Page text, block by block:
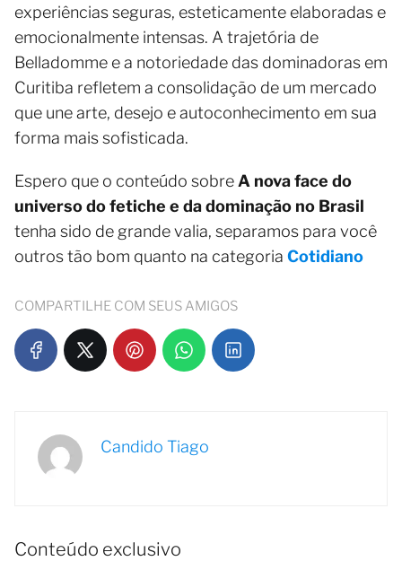
experiências seguras, esteticamente elaboradas e
emocionalmente intensas. A trajetória de
Belladomme e a notoriedade das dominadoras em
Curitiba refletem a consolidação de um mercado
que une arte, desejo e autoconhecimento em sua
forma mais sofisticada.
Espero que o conteúdo sobre A nova face do
universo do fetiche e da dominação no Brasil
tenha sido de grande valia, separamos para você
outros tão bom quanto na categoria Cotidiano
COMPARTILHE COM SEUS AMIGOS
Candido Tiago
Conteúdo exclusivo